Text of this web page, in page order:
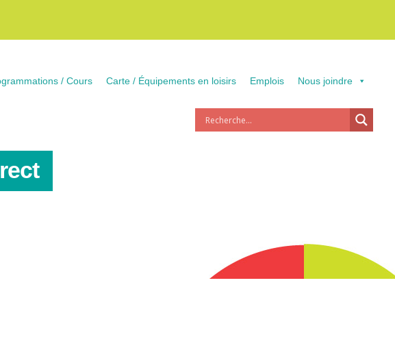
/ Cours Carte / Équipements en loisirs Emplois Nous joindre